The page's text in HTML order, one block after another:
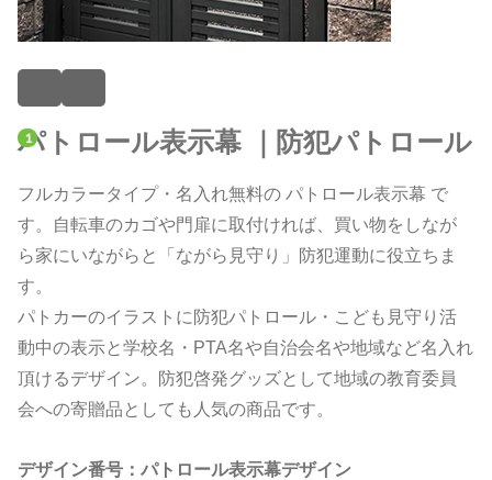
パトロール表示幕 ｜防犯パトロール
フルカラータイプ・名入れ無料の パトロール表示幕 で
す。自転車のカゴや門扉に取付ければ、買い物をしなが
ら家にいながらと「ながら見守り」防犯運動に役立ちま
す。
パトカーのイラストに防犯パトロール・こども見守り活
動中の表示と学校名・PTA名や自治会名や地域など名入れ
頂けるデザイン。防犯啓発グッズとして地域の教育委員
会への寄贈品としても人気の商品です。
デザイン番号：パトロール表示幕デザイン